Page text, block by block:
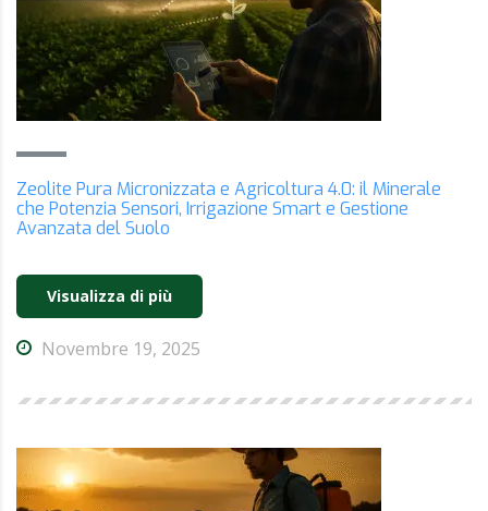
Zeolite Pura Micronizzata e Agricoltura 4.0: il Minerale
che Potenzia Sensori, Irrigazione Smart e Gestione
Avanzata del Suolo
Visualizza di più
Novembre 19, 2025